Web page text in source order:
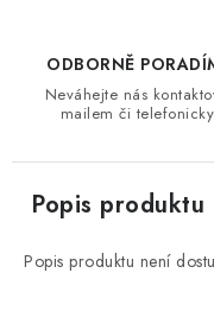
ODBORNĚ
Neváhejte nás
mailem či
Popis produktu
Popis produktu není